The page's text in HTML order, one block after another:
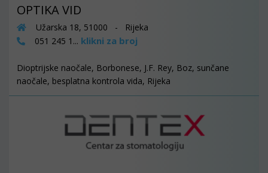
OPTIKA VID
Užarska 18, 51000 - Rijeka
051 245 1... klikni za broj
Dioptrijske naočale, Borbonese, J.F. Rey, Boz, sunčane
naočale, besplatna kontrola vida, Rijeka